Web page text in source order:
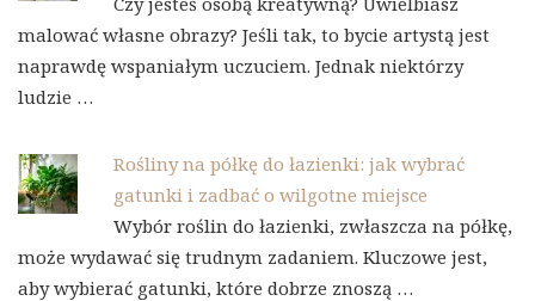
malować własne obrazy? Jeśli tak, to bycie artystą jest
naprawdę wspaniałym uczuciem. Jednak niektórzy
ludzie …
Rośliny na półkę do łazienki: jak wybrać
gatunki i zadbać o wilgotne miejsce
Wybór roślin do łazienki, zwłaszcza na półkę,
może wydawać się trudnym zadaniem. Kluczowe jest,
aby wybierać gatunki, które dobrze znoszą …